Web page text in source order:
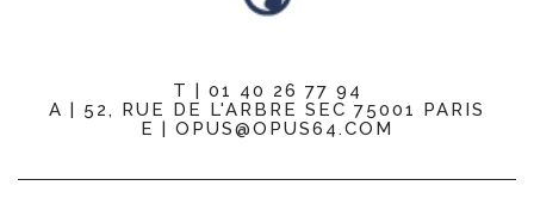
T | 01 40 26 77 94
A | 52, RUE DE L'ARBRE SEC 75001 PARIS
E | OPUS@OPUS64.COM